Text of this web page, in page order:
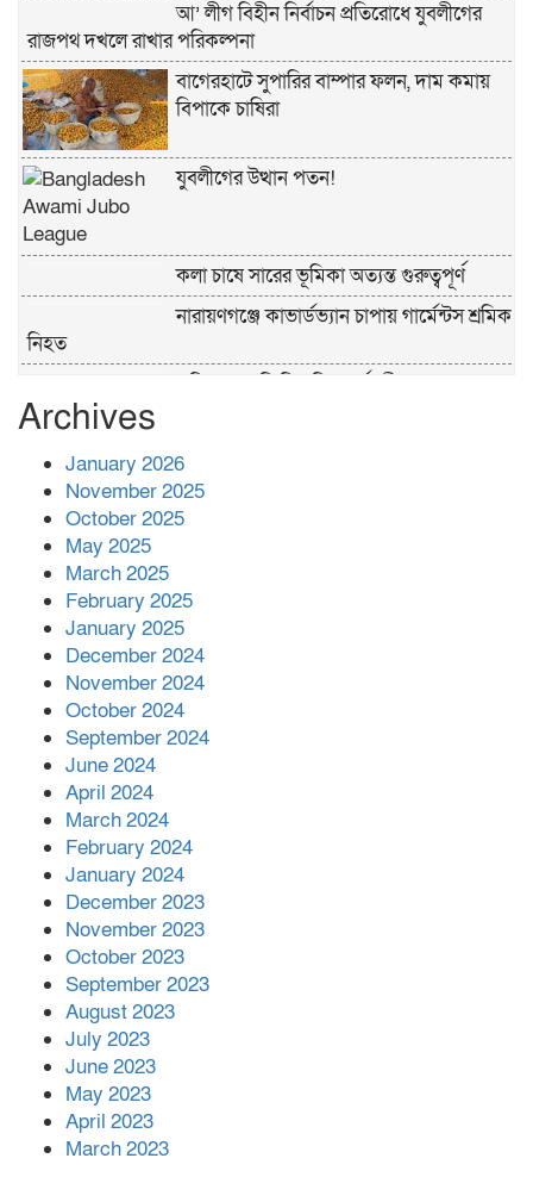
আ’ লীগ বিহীন নির্বাচন প্রতিরোধে যুবলীগের
রাজপথ দখলে রাখার পরিকল্পনা
বাগেরহাটে সুপারির বাম্পার ফলন, দাম কমায়
বিপাকে চাষিরা
যুবলীগের উত্থান পতন!
কলা চাষে সারের ভূমিকা অত্যন্ত গুরুত্বপূর্ণ
নারায়ণগঞ্জে কাভার্ডভ্যান চাপায় গার্মেন্টস শ্রমিক
নিহত
কী পারবে না
প্রশাসনের কর্তৃত্ব না থাকায় ধর্ষণ বেড়ে যাচ্ছে :
রিজভী
শহীদের রক্তের সঙ্গে বেইমানি হয় এমন কাজ
কেউ যেন না করি -জামায়াত আমির
Archives
January 2026
November 2025
October 2025
May 2025
March 2025
February 2025
January 2025
December 2024
November 2024
October 2024
September 2024
June 2024
April 2024
March 2024
February 2024
January 2024
December 2023
November 2023
October 2023
September 2023
August 2023
July 2023
June 2023
May 2023
April 2023
March 2023